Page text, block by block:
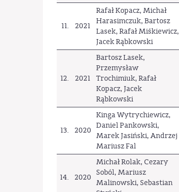
11. 2021
Rafał Kopacz, Michał
Harasimczuk, Bartosz
Lasek, Rafał Miśkiewicz,
Jacek Rąbkowski
12. 2021
Bartosz Lasek,
Przemysław
Trochimiuk, Rafał
Kopacz, Jacek
Rąbkowski
13. 2020
Kinga Wytrychiewicz,
Daniel Pankowski,
Marek Jasiński, Andrzej
Mariusz Fal
14. 2020
Michał Rolak, Cezary
Soból, Mariusz
Malinowski, Sebastian